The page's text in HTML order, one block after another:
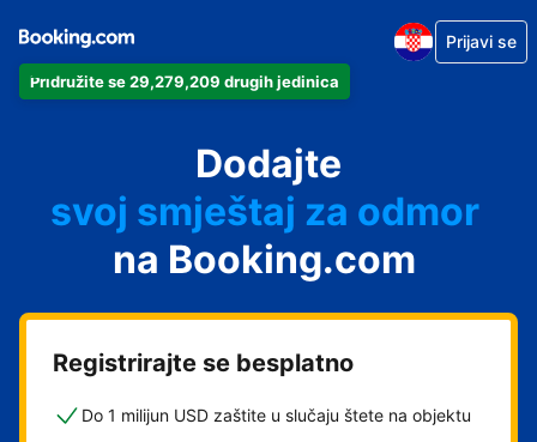
Pridružite se 29,279,209 drugih jedinica
Prijavi se
Dodajte
svoj apartman
svoj hotel
svoj smještaj za odmor
svoj privatni smještaj
svoj smještaj s doručkom
na Booking.com
Registrirajte se besplatno
Do 1 milijun USD zaštite u slučaju štete na objektu